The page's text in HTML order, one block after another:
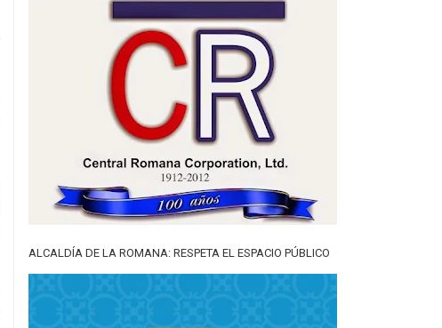
ALCALDÍA DE LA ROMANA: RESPETA EL ESPACIO PÚBLICO